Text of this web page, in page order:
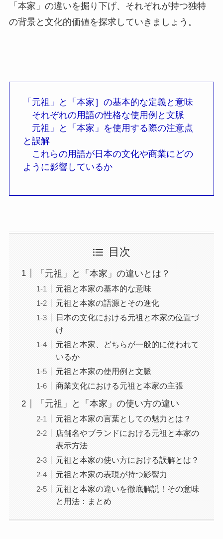
「本家」の違いを掘り下げ、それぞれが持つ独特
の背景と文化的価値を探求していきましょう。
「元祖」と「本家］の基本的な定義と意味
それぞれの用語の性格な使用例と文脈
元祖」と「本家」を使用する際の注意点
と誤解
これらの用語が日本の文化や商業にどの
ように影響しているか
目次
「元祖」と「本家」の違いとは？
元祖と本家の基本的な意味
元祖と本家の語源とその進化
日本の文化における元祖と本家の位置づ
け
元祖と本家、どちらが一般的に使われて
いるか
元祖と本家の使用例と文脈
商業文化における元祖と本家の主張
「元祖」と「本家」の使い方の違い
元祖と本家の言葉としての魅力とは？
店舗名やブランドにおける元祖と本家の
表示方法
元祖と本家の使い方における誤解とは？
元祖と本家の表現が持つ影響力
元祖と本家の違いを徹底解説！その意味
と用法：まとめ